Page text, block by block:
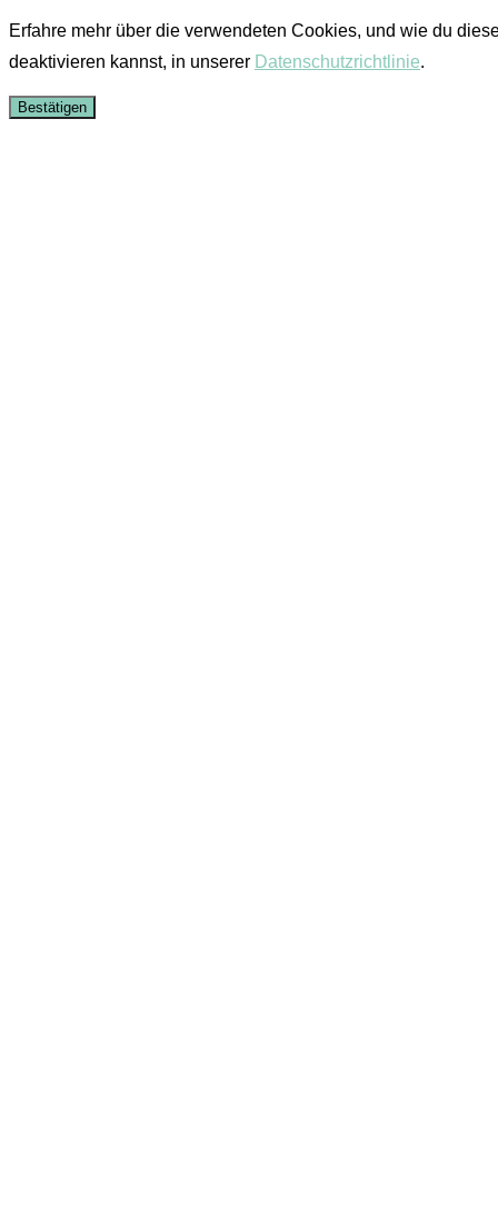
Erfahre mehr über die verwendeten Cookies, und wie du
deaktivieren kannst, in unserer Datenschutzrichtlinie.
Bestätigen